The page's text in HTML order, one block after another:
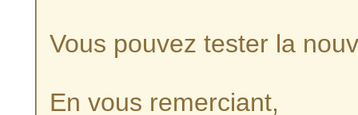
Vous pouvez tester la
En vous remerciant,